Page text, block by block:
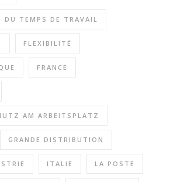
DU TEMPS DE TRAVAIL
FLEXIBILITÉ
FRANCE
AM ARBEITSPLATZ
GRANDE DISTRIBUTION
ITALIE LA POSTE